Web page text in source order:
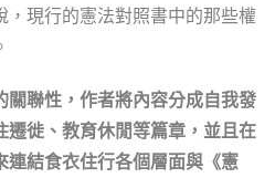
現行的憲法對照書中的那些權
聯性，作者將內容分成自我發
遷徙、教育休閒等篇章，並且在
連結食衣住行各個層面與《憲